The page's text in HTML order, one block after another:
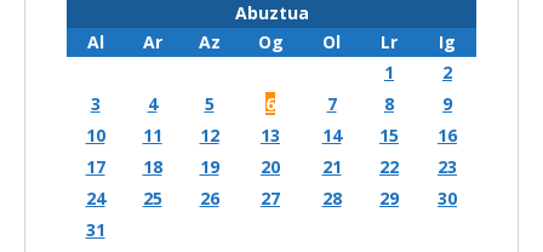
Abuztua
Al
Ar Az Og Ol Lr
Ig
1
2
3
4 5 6 7 8
9
10
11 12 13 14 15
16
17
18 19 20 21 22
23
24
25 26 27 28 29
30
31